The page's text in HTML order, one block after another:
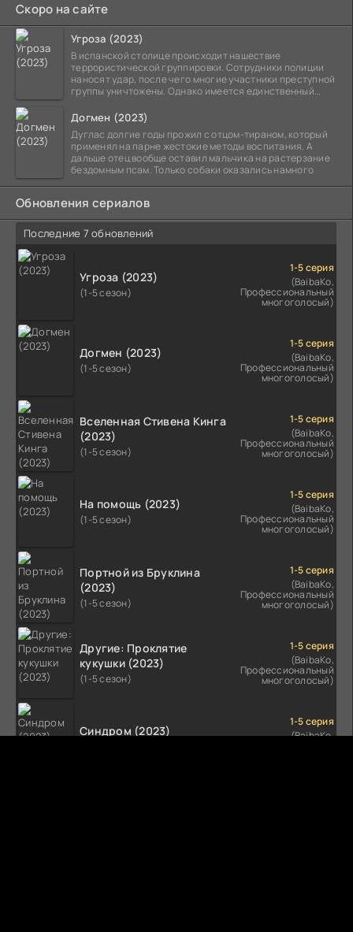
Скоро на сайте
Угроза (2023)
В испанской столице происходит нашествие
террористической группировки. Сотрудники полиции
наносят удар, после чего многие участники преступной
группы уничтожены. Однако имеется единственный
Догмен (2023)
Дуглас долгие годы прожил с отцом-тираном, который
применял на парне жестокие методы воспитания. А
дальше отец вообще оставил мальчика на растерзание
бездомным псам. Только собаки оказались намного
Обновления сериалов
Последние 7 обновлений
Угроза (2023)
(1-5 сезон)
1-5 серия
(BaibaKo,
Профессиональный
многоголосый)
Догмен (2023)
(1-5 сезон)
1-5 серия
(BaibaKo,
Профессиональный
многоголосый)
Вселенная Стивена Кинга
(2023)
(1-5 сезон)
1-5 серия
(BaibaKo,
Профессиональный
многоголосый)
На помощь (2023)
(1-5 сезон)
1-5 серия
(BaibaKo,
Профессиональный
многоголосый)
Портной из Бруклина
(2023)
(1-5 сезон)
1-5 серия
(BaibaKo,
Профессиональный
многоголосый)
Другие: Проклятие
кукушки (2023)
(1-5 сезон)
1-5 серия
(BaibaKo,
Профессиональный
многоголосый)
Синдром (2023)
1-5 серия
(BaibaKo,